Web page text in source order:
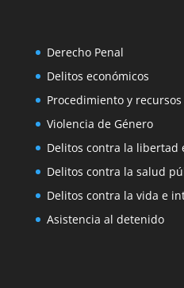
Derecho Penal
Delitos económicos
Procedimiento y recursos
Violencia de Género
Delitos contra la libertad
Delitos contra la salud
Delitos contra la vida e
Asistencia al detenido